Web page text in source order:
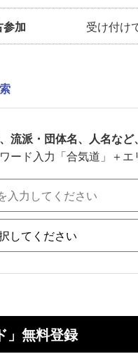
加 受け付け
流派・団体名、人名な
ード入力「合気道」＋
」無料登録